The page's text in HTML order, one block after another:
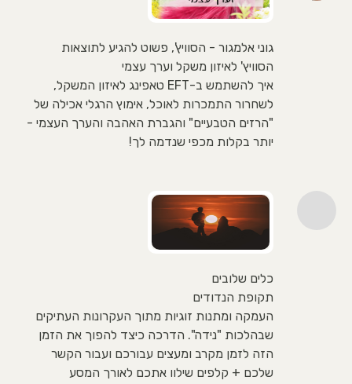
גוני אלמגור - הסוויץ', פשוט להגיע לתוצאות
הסוויץ' לאיזון משקל וערך עצמי
איך להשתמש ב-EFT טאפינג לאיזון המשקל,
לשחרור התמכרות לאוכל, אימוץ הרגלי אכילה של
"הרזים הטבעיים" והגברת האהבה והערך העצמי -
יותר בקלות מכפי שנדמה לך!
כלים שלובים
תקופת הנדודים
העמקה ומתנות זוגיות מתוך העקרונות העתיקים
שבהלכות "נידה". הדרכה כיצד להפוך את הזמן
הזה לזמן מקרב ומעצים עבורכם ועבור הקשר
שלכם + קלפים שילוו אתכם לאורך המסע